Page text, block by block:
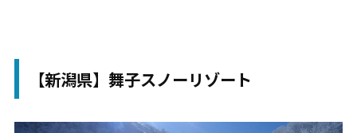
ード
【新潟県】舞子スノーリゾート